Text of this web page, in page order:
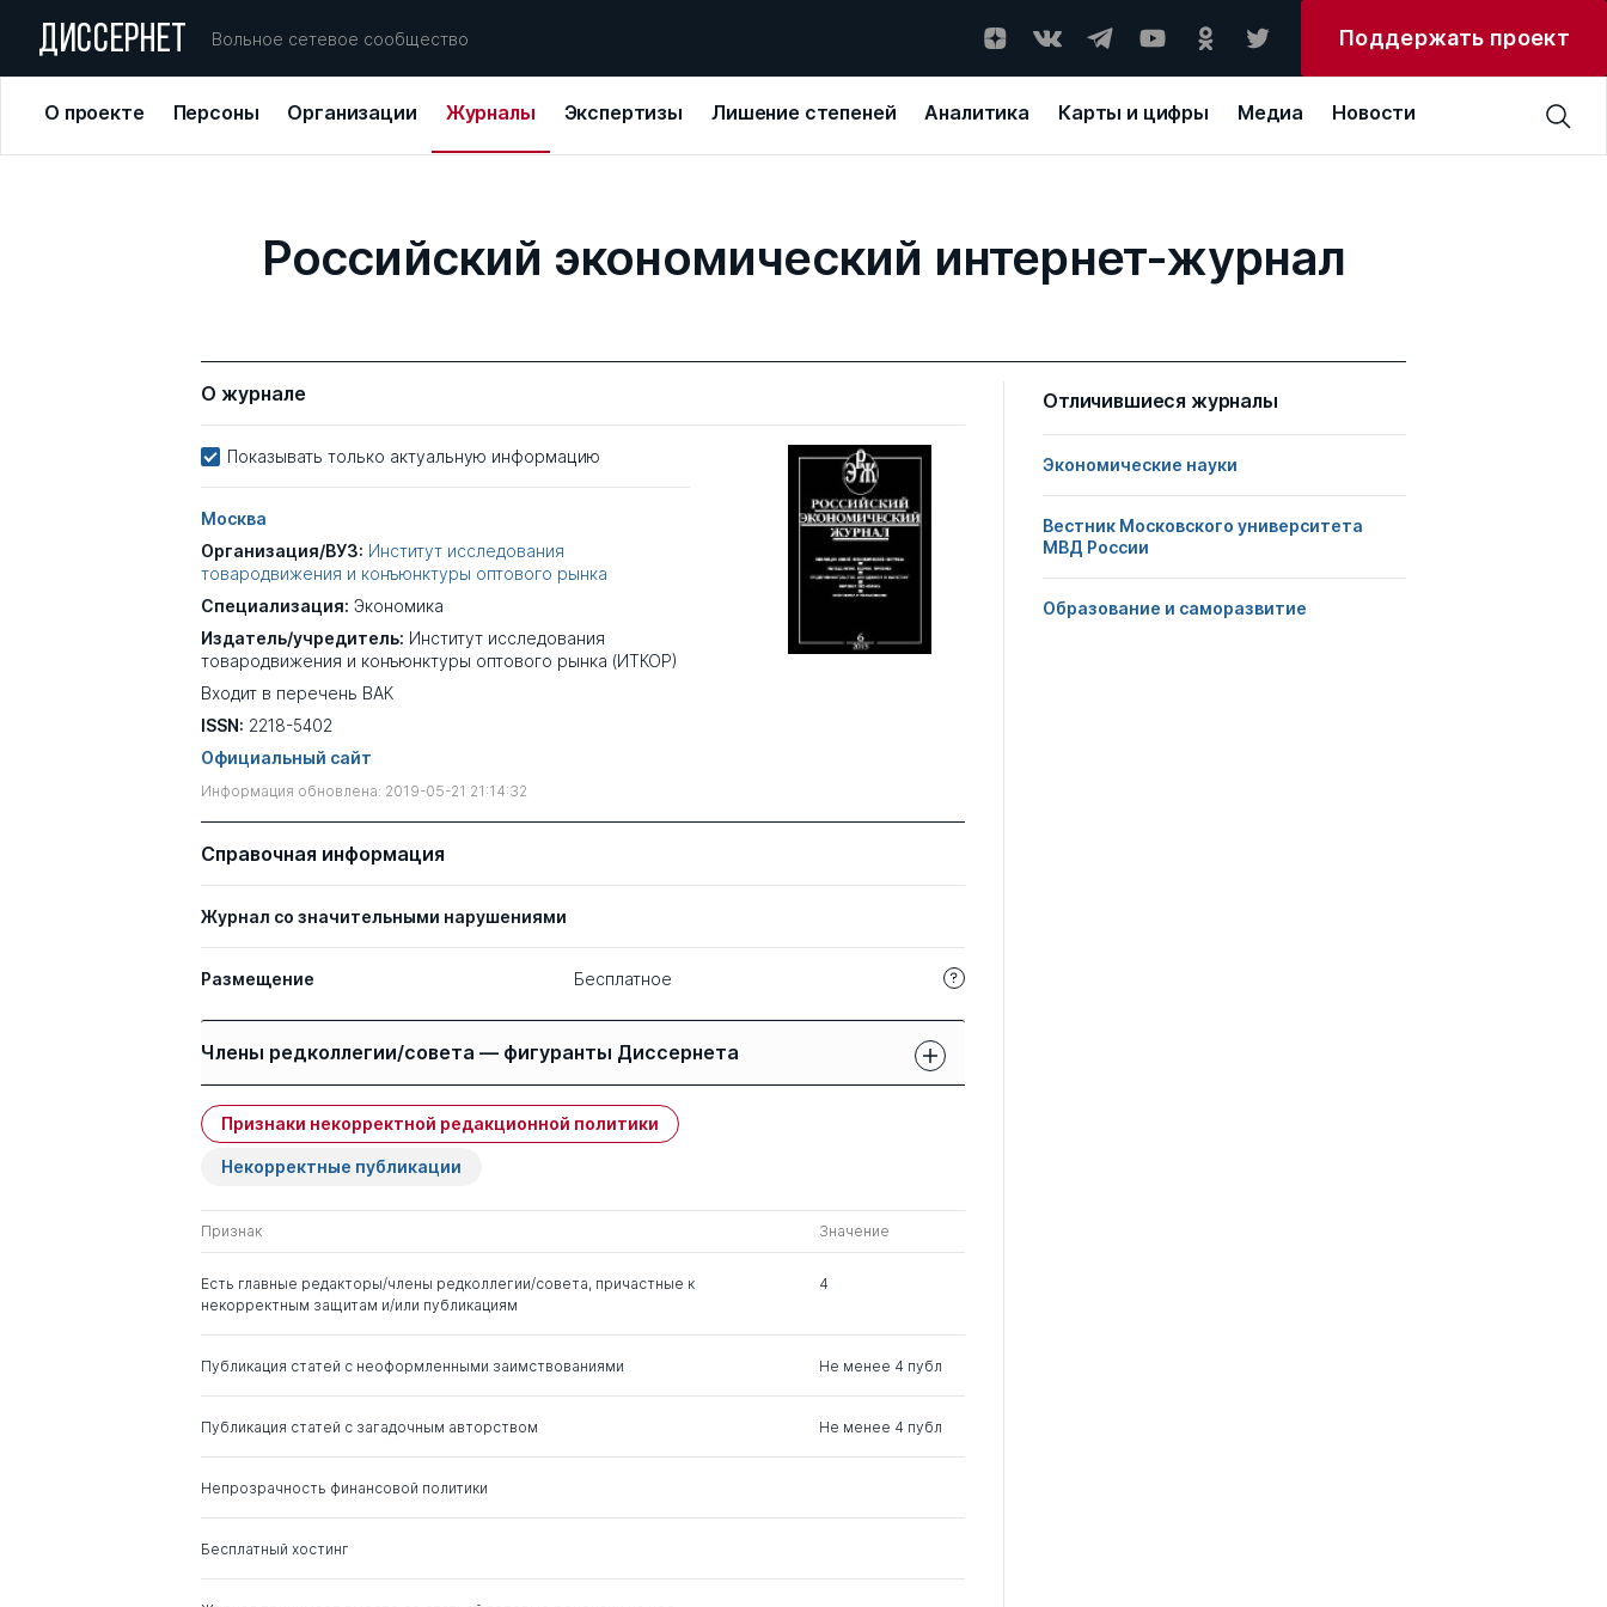
ДИССЕРНЕТ Вольное сетевое сообщество Поддержать проект
О проекте Персоны Организации Журналы Экспертизы Лишение степеней Аналитика Карты и цифры Медиа Новости
Российский экономический интернет-журнал
О журнале
Показывать только актуальную информацию
Москва
Организация/ВУЗ: Институт исследования
товародвижения и конъюнктуры оптового рынка
Специализация: Экономика
Издатель/учредитель: Институт исследования
товародвижения и конъюнктуры оптового рынка (ИТКОР)
Входит в перечень ВАК
ISSN: 2218-5402
Официальный сайт
Информация обновлена: 2019-05-21 21:14:32
Справочная информация
Журнал со значительными нарушениями
Размещение Бесплатное
Члены редколлегии/совета — фигуранты Диссернета
Имя Степень
Защиты членов РК:
свои
чужие
Якутин Юрий Васильевич д. э.н. 0 2 0
Проценко Инга Олеговна д. э.н.
Моргунов Вячеслав
Иванович
д. э.н. 1 0
Признаки некорректной редакционной политики
Некорректные публикации
Признак Значение
Есть главные редакторы/члены редколлегии/совета, причастные к
некорректным защитам и/или публикациям
4
Публикация статей с неоформленными заимствованиями Не менее 4 публ
Публикация статей с загадочным авторством Не менее 4 публ
Непрозрачность финансовой политики
Бесплатный хостинг
Отличившиеся журналы
Экономические науки
Вестник Московского университета
МВД России
Образование и саморазвитие